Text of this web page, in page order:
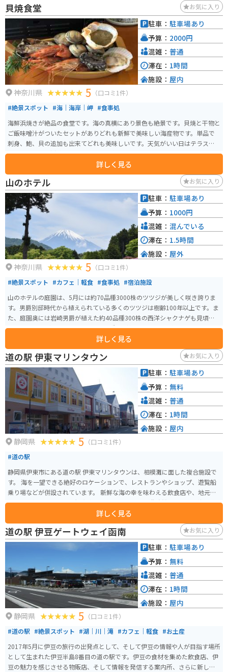
貝焼食堂 お気に入り
神奈川県 5 （口コミ1件）
#絶景スポット #海｜海岸｜岬 #食事処
海鮮浜焼きが絶品の食堂です。海の真横にあり景色も絶景です。貝焼と干物と
ご飯味噌汁がついたセットがありどれも新鮮で美味しい海産物です。単品で
刺身、鮑、貝の追加も出来てどれも美味しいです。天気がいい日はテラス席
もあり、外での浜焼きはバーベキュー気分で最高です。
詳しく見る
駐車： 駐車場あり
予算： 2000円
混雑： 普通
滞在： 1時間
施設： 屋内
山のホテル お気に入り
神奈川県 5 （口コミ1件）
#絶景スポット #カフェ｜軽食 #食事処 #宿泊施設
山のホテルの庭園は、5月には約70品種3000株のツツジが美しく咲き誇りま
す。男爵別邸時代から植えられている多くのツツジは樹齢100年以上です。ま
た、庭園奥には岩崎男爵が植えた約40品種300株の西洋シャクナゲも見頃を
迎えます。6月中旬～下旬には約25品種230株のアジサイも楽しめます。 ロー
ズガーデンでは約30品種200株のバラが6月と10月に見頃を迎えます。この庭
園は、芝生や石畳を配置して自然に溶け込むように仕上げられており、ツツ
ジ、シャクナゲ、アジサイ、バラなどが香り高く咲き誇ります。これらの美し
い花々を見に、ツーリングバイクで訪れてみてはいかがでしょうか。
詳しく見る
駐車： 駐車場あり
予算： 1000円
混雑： 混んでいる
滞在： 1.5時間
施設： 屋外
道の駅 伊東マリンタウン お気に入り
静岡県 5 （口コミ1件）
#道の駅
静岡県伊東市にある道の駅 伊東マリンタウンは、相模灘に面した複合施設で
す。 海を一望できる絶好のロケーションで、レストランやショップ、遊覧船
乗り場などが併設されています。 新鮮な海の幸を味わえる飲食店や、地元の
特産品を扱うショップは観光客に人気です。 また、遊覧船に乗れば、海上か
ら伊東の街並みや伊豆大島などを眺めることができます。 バイクで訪れる場
合は、道の駅に隣接する無料駐車場が利用できます。 周辺には、城ヶ崎海岸
や大室山など、風光明媚な観光スポットも点在しており、ツーリングの拠点
としても最適です。 伊東マリンタウンは、海と山の幸を満喫できる、魅力的
詳しく見る
駐車： 駐車場あり
予算： 無料
混雑： 普通
滞在： 1時間
施設： 屋内
道の駅 伊豆ゲートウェイ函南 お気に入り
静岡県 5 （口コミ1件）
#道の駅 #絶景スポット #湖｜川｜滝 #カフェ｜軽食 #お土産
2017年5月に伊豆の旅行の出発点として、そして伊豆の情報や人が目指す場所
として生まれた伊豆半島8番目の道の駅です。伊豆の食材を集めた飲食店、伊
豆の魅力を感じさせる物販店、そして情報を発信する案内所、さらに新しい
駐車： 駐車場あり
予算： 無料
混雑： 普通
滞在： 1時間
施設： 屋内